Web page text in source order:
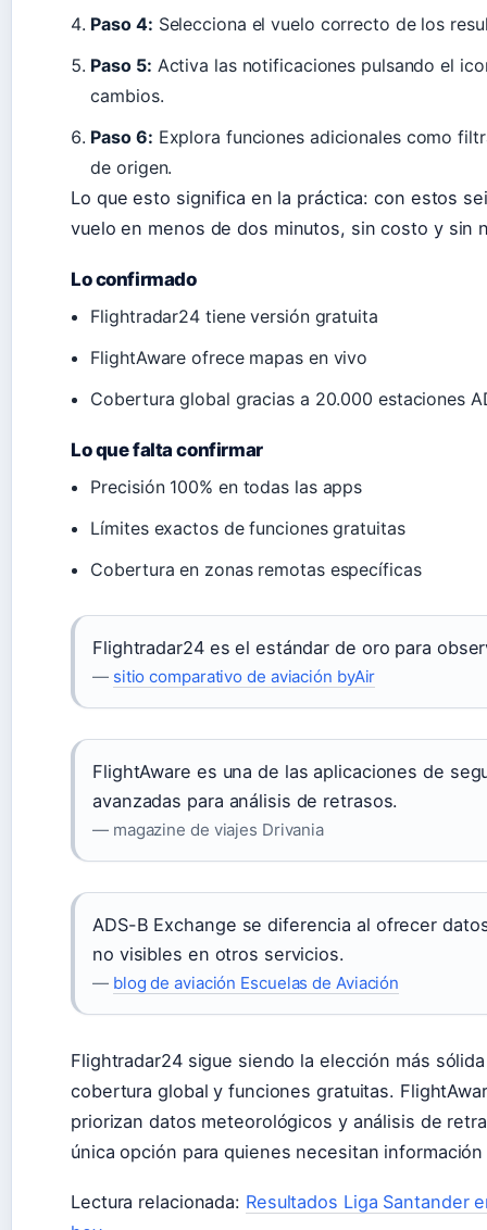
Paso 4: Selecciona el vuelo correcto de los
Paso 5: Activa las notificaciones pulsando el
cambios.
Paso 6: Explora funciones adicionales como
de origen.
Lo que esto significa en la práctica: con estos
vuelo en menos de dos minutos, sin costo y sin
Lo confirmado
Flightradar24 tiene versión gratuita
FlightAware ofrece mapas en vivo
Cobertura global gracias a 20.000 estaciones
Lo que falta confirmar
Precisión 100% en todas las apps
Límites exactos de funciones gratuitas
Cobertura en zonas remotas específicas
Flightradar24 es el estándar de oro para
— sitio comparativo de aviación byAir
FlightAware es una de las aplicaciones de
avanzadas para análisis de retrasos.
— magazine de viajes Drivania
ADS-B Exchange se diferencia al ofrecer
no visibles en otros servicios.
— blog de aviación Escuelas de Aviación
Flightradar24 sigue siendo la elección más
cobertura global y funciones gratuitas.
priorizan datos meteorológicos y análisis de
única opción para quienes necesitan
Lectura relacionada: Resultados Liga Santander